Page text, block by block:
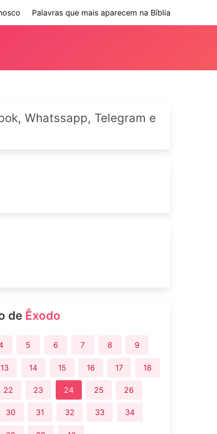
Palavras que mais aparecem na Bíblia
Whatssapp, Telegram e
de Êxodo
5 6 7 8 9
13 14 15 16 17 18
22 23 24 25 26
30 31 32 33 34